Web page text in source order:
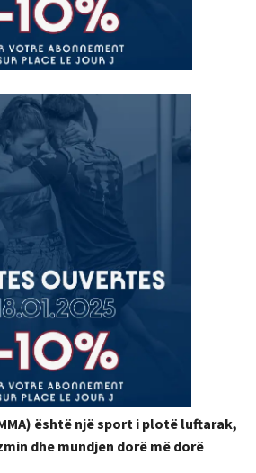
është një sport i plotë luftarak,
dhe mundjen dorë më dorë